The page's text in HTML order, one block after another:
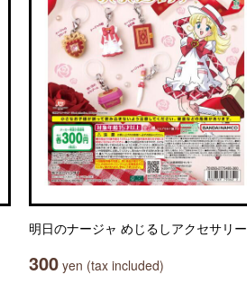
明日のナージャ めじるしアクセサリー
300 yen (tax included)